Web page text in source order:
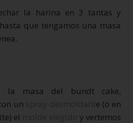
la harina en 3 tantas y
que tengamos una masa
la masa del bundt cake,
un spray desmoldante (o en
el molde elegido y vertemos